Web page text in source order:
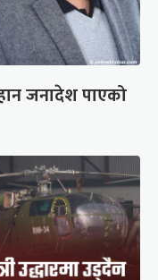
जनादेश पाएको